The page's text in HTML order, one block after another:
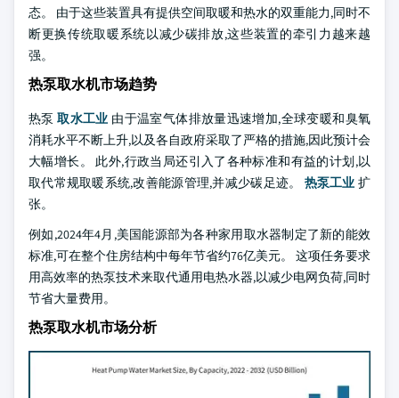
态。 由于这些装置具有提供空间取暖和热水的双重能力,同时不
断更换传统取暖系统以减少碳排放,这些装置的牵引力越来越
强。
热泵取水机市场趋势
热泵取水工业 由于温室气体排放量迅速增加,全球变暖和臭氧
消耗水平不断上升,以及各自政府采取了严格的措施,因此预计会
大幅增长。 此外,行政当局还引入了各种标准和有益的计划,以
取代常规取暖系统,改善能源管理,并减少碳足迹。 热泵工业 扩
张。
例如,2024年4月,美国能源部为各种家用取水器制定了新的能效
标准,可在整个住房结构中每年节省约76亿美元。 这项任务要求
用高效率的热泵技术来取代通用电热水器,以减少电网负荷,同时
节省大量费用。
热泵取水机市场分析